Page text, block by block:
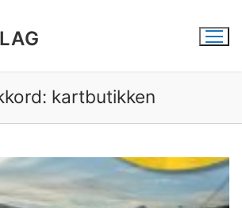
kartbutikken